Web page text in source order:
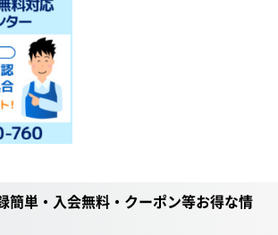
簡単・入会無料・クーポン等お得な情